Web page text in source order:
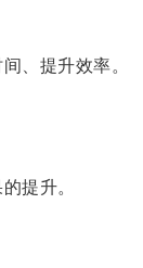
、提升效率。
提升。